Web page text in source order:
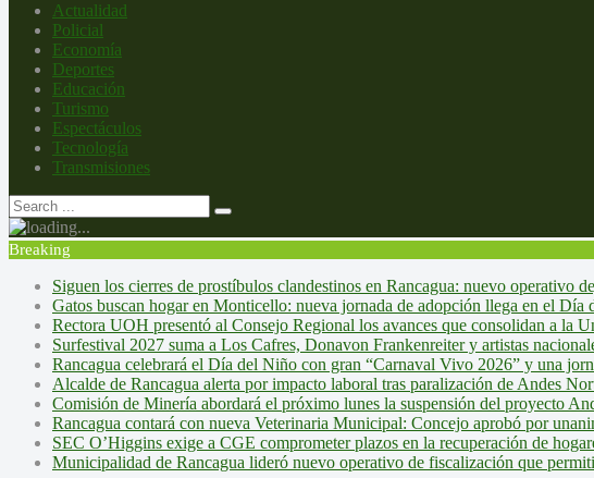
Actualidad
Policial
Economía
Deportes
Educación
Turismo
Espectáculos
Tecnología
Transmisiones
Breaking
Siguen los cierres de prostíbulos clandestinos en Rancagua: nuevo
Gatos buscan hogar en Monticello: nueva jornada de adopción llega en el Día
Rectora UOH presentó al Consejo Regional los avances que consolidan a la
Surfestival 2027 suma a Los Cafres, Donavon Frankenreiter y artistas
Rancagua celebrará el Día del Niño con gran “Carnaval Vivo 2026” y una
Alcalde de Rancagua alerta por impacto laboral tras paralización de Andes
Comisión de Minería abordará el próximo lunes la suspensión del proyecto
Rancagua contará con nueva Veterinaria Municipal: Concejo aprobó por
SEC O’Higgins exige a CGE comprometer plazos en la recuperación de
Municipalidad de Rancagua lideró nuevo operativo de fiscalización que